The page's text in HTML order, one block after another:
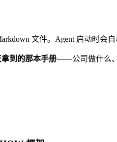
文件。Agent 启动时会
到的那本手册——公司做什么、